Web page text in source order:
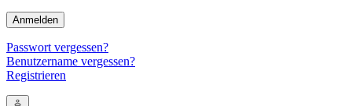
Anmelden
Passwort vergessen?
Benutzername vergessen?
Registrieren